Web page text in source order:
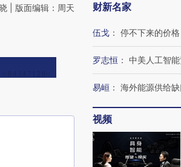
| 版面编辑：周天 财新名家
伍戈 ： 停不下来的价格
罗志恒 ： 中美人工智
易峘 ： 海外能源供给
视频